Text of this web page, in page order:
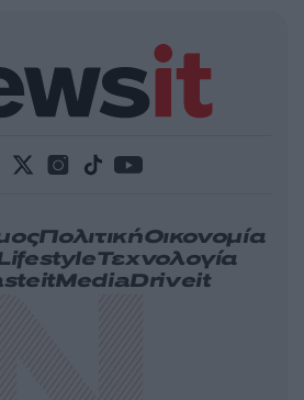
ΠολιτικήΟικονομία
Τεχνολογία
MediaDriveit